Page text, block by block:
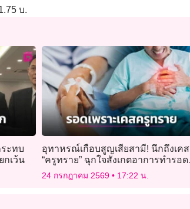
บ.
ระทบ
กเว้น
อุทาหรณ์เกือบสูญเสียสามี! นึกถึงเคส
“ครูทราย” ฉุกใจสังเกตอาการทำรอด
ตายหวุดหวิด
24 กรกฎาคม 2569 17:22 น.